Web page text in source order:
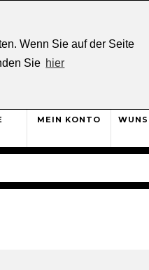
Wenn Sie auf der Seite
Sie hier
MEIN KONTO